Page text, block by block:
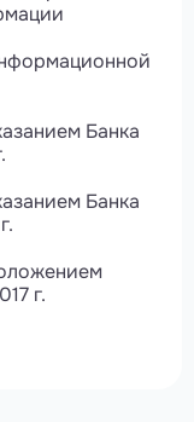
Банка
Банка
г.